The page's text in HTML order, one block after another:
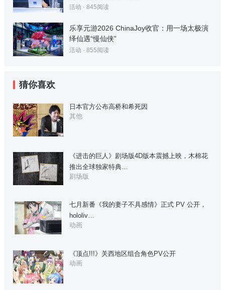
活动 · 845阅读
乐享元游2026 ChinaJoy收官：用一场太极演
绎仙遇“慢仙侠”
活动 · 855阅读
猜你喜欢
日本官方公布高桥和希死因
其他
《进击的巨人》剧场版4D版本震撼上映，木棉花
推出全球独家特典…
剧场版
七月新番《我的妻子不具感情》正式 PV 公开，
hololiv…
动画
《顶点!!!》关西地区组合角色PV公开
动画